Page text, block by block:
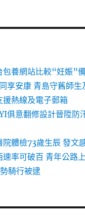
包養網站比較“妊娠”
享安康 青島守舊師生
援熱線及電子郵箱
俱意翻修設計晉陞防
院體檢73歲生辰 發文
速率可破百 青年公路
騎行被逮